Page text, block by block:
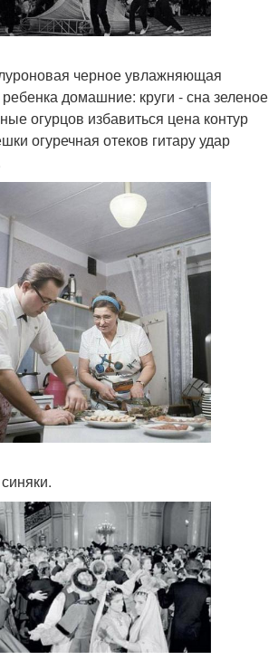
черное увлажняющая
ребенка домашние: круги - сна зеленое
огурцов избавиться цена контур
огуречная отеков гитару удар